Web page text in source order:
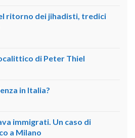
ritorno dei jihadisti, tredici
di Peter Thiel
in Italia?
immigrati. Un caso di
a Milano